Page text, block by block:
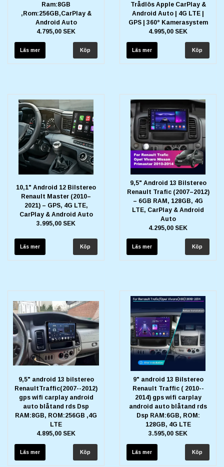
Ram:8GB
,Rom:256GB,CarPlay &
Android Auto
4.795,00 SEK
Läs mer
Trådlös Apple CarPlay &
Android Auto | 4G LTE |
GPS | 360° Kamerasystem
4.995,00 SEK
Läs mer
10,1" Android 12 Bilstereo
Renault Master (2010–
2021) – GPS, 4G LTE,
CarPlay & Android Auto
3.995,00 SEK
Läs mer
9,5" Android 13 Bilstereo
Renault Trafic (2007–2012)
– 6GB RAM, 128GB, 4G
LTE, CarPlay & Android
Auto
4.295,00 SEK
Läs mer
9,5" android 13 bilstereo
RenaultTraffic(2007--2012)
gps wifi carplay android
auto blåtand rds Dsp
RAM:8GB, ROM:256GB ,4G
LTE
4.895,00 SEK
Läs mer
9" android 13 Bilstereo
Renault Traffic ( 2010--
2014) gps wifi carplay
android auto blåtand rds
Dsp RAM:6GB, ROM:
128GB, 4G LTE
3.595,00 SEK
Läs mer